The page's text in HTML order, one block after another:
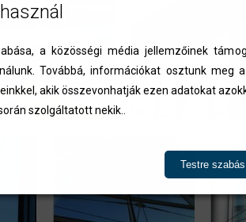
a közösségi média jellemzőinek
Továbbá, információkat osztunk meg
akik összevonhatják ezen adatokat
szolgáltatott nekik..
Testre